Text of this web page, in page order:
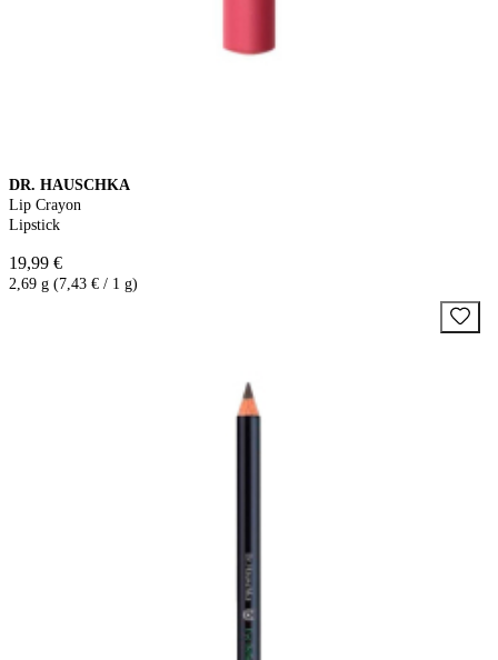
DR. HAUSCHKA
Lip Crayon
Lipstick
19,99 €
2,69 g (7,43 € / 1 g)